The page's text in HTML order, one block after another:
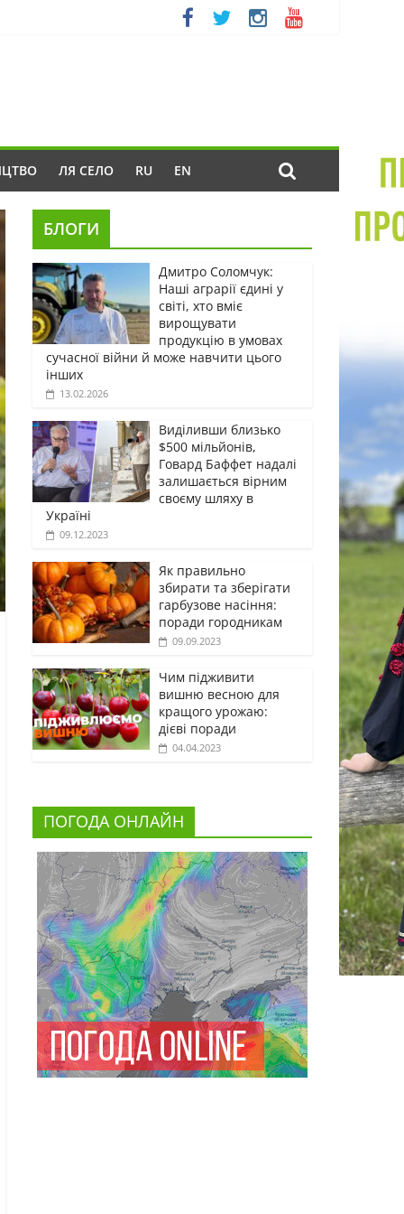
ЛЯ СЕЛО RU EN
БЛОГИ
Дмитро Соломчук:
Наші аграрії єдині у
світі, хто вміє
вирощувати
продукцію в умовах
сучасної війни й може навчити цього
інших
13.02.2026
Виділивши близько
$500 мільйонів,
Говард Баффет надалі
залишається вірним
своєму шляху в
Україні
09.12.2023
Як правильно
збирати та зберігати
гарбузове насіння:
поради городникам
09.09.2023
Чим підживити
вишню весною для
кращого урожаю:
дієві поради
04.04.2023
ПОГОДА ОНЛАЙН